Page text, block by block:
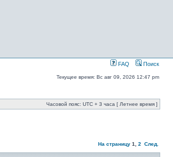
FAQ Поиск
Текущее время: Вс авг 09, 2026 12:47 pm
Часовой пояс: UTC + 3 часа [ Летнее время ]
На страницу 1 2 След.